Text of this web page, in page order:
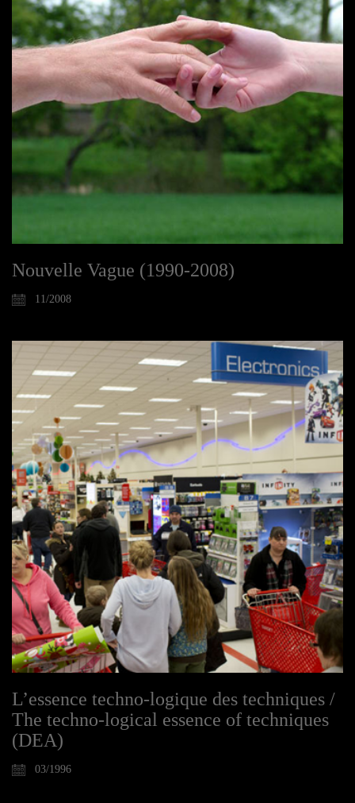
Nouvelle Vague (1990-2008)
11/2008
L’essence techno-logique des techniques /
The techno-logical essence of techniques
(DEA)
03/1996